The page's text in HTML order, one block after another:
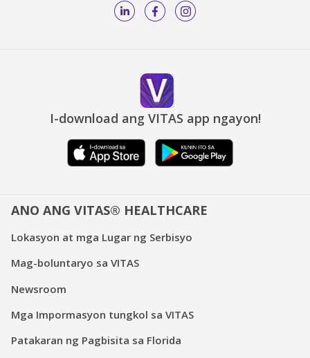
I-download ang VITAS app ngayon!
ANO ANG VITAS® HEALTHCARE
Lokasyon at mga Lugar ng Serbisyo
Mag-boluntaryo sa VITAS
Newsroom
Mga Impormasyon tungkol sa VITAS
Patakaran ng Pagbisita sa Florida